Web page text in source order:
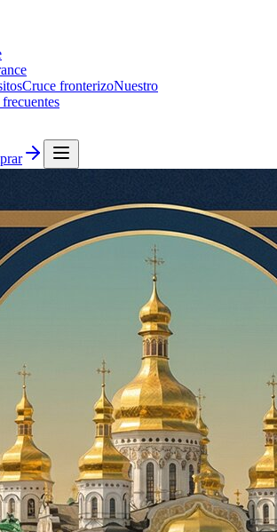
Cruce fronterizoNuestro